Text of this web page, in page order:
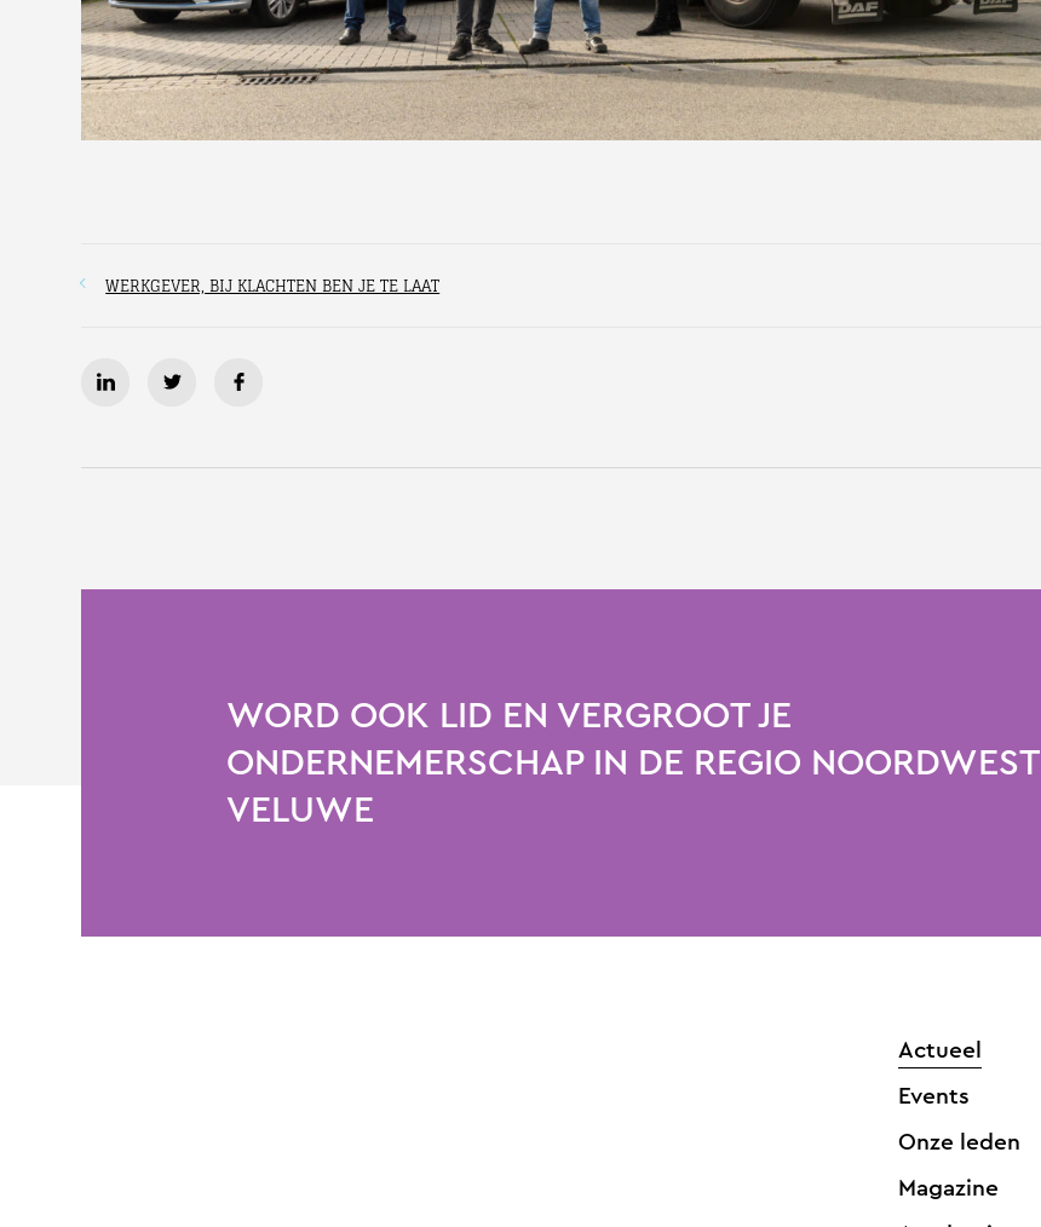
WERKGEVER, BIJ KLACHTEN BEN JE TE LAAT
WORD OOK LID EN VERGROOT JE
ONDERNEMERSCHAP IN DE REGIO NOORDWEST
VELUWE
Actueel
Events
Onze leden
Magazine